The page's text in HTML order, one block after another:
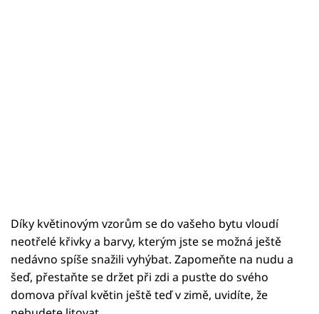
Díky květinovým vzorům se do vašeho bytu vloudí
neotřelé křivky a barvy, kterým jste se možná ještě
nedávno spíše snažili vyhýbat. Zapomeňte na nudu a
šeď, přestaňte se držet při zdi a pusťte do svého
domova příval květin ještě teď v zimě, uvidíte, že